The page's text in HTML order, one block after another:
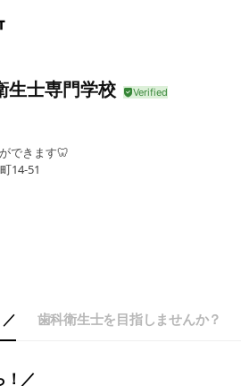
生士専門学校
できます🦷
14-51
歯科衛生士を目指しませんか？
！／